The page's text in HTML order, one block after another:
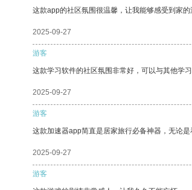
这款app的社区氛围很温馨，让我能够感受到家的
2025-09-27
游客
这款学习软件的社区氛围非常好，可以与其他学习
2025-09-27
游客
这款加速器app简直是居家旅行必备神器，无论
2025-09-27
游客